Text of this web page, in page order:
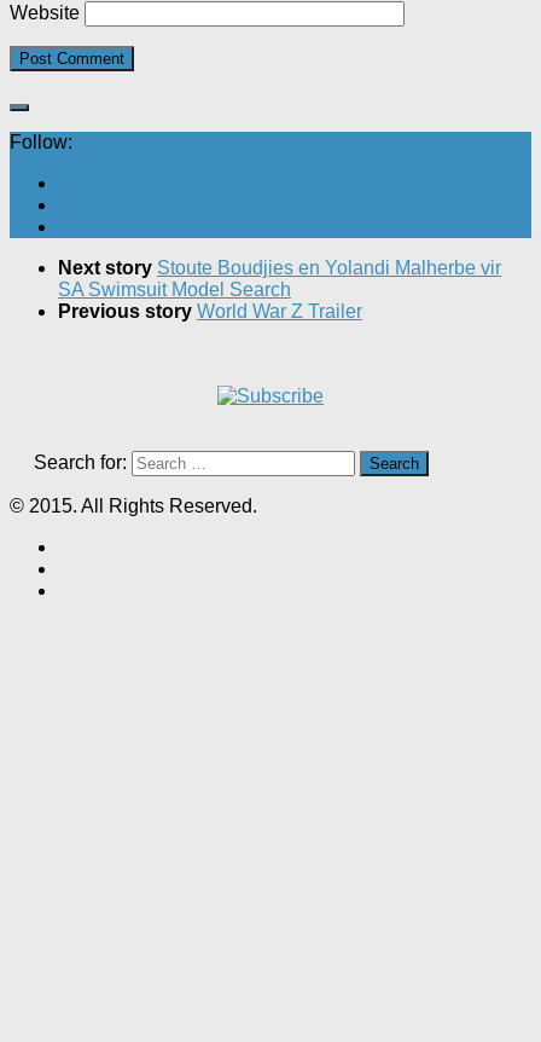
Website
Follow:
Next story Stoute Boudjies en Yolandi Malherbe vir
SA Swimsuit Model Search
Previous story World War Z Trailer
Search for:
© 2015. All Rights Reserved.